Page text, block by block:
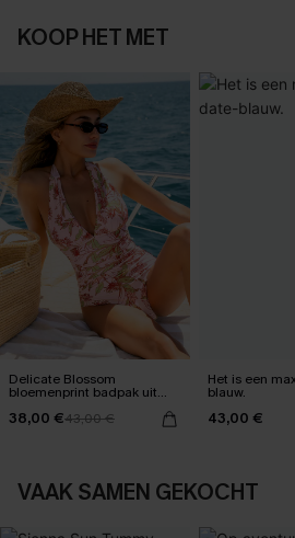
KOOP HET MET
Delicate Blossom
bloemenprint badpak uit
38,00 €43,00 €
Het is een
blauw.
43,00 €
VAAK SAMEN GEKOCHT